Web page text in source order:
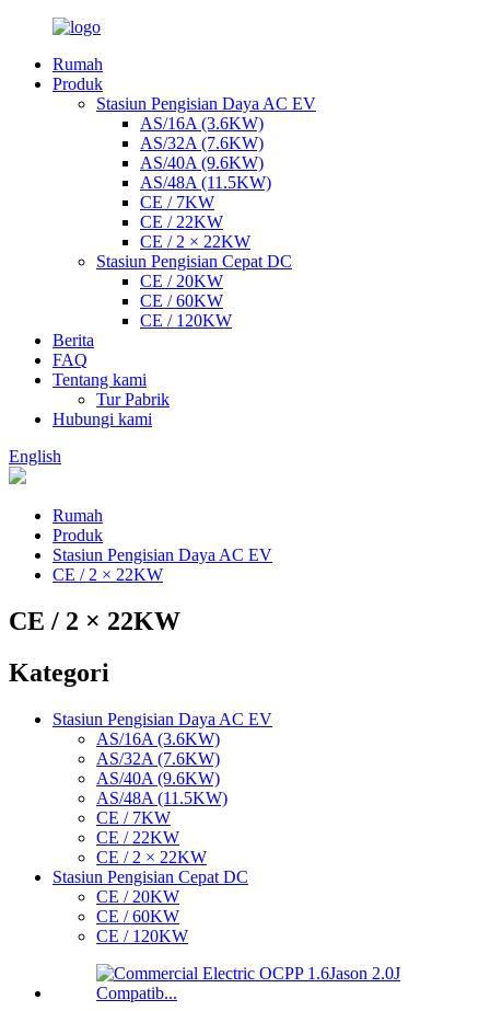
Rumah
Produk
Stasiun Pengisian Daya AC EV
AS/16A (3.6KW)
AS/32A (7.6KW)
AS/40A (9.6KW)
AS/48A (11.5KW)
CE / 7KW
CE / 22KW
CE / 2 × 22KW
Stasiun Pengisian Cepat DC
CE / 20KW
CE / 60KW
CE / 120KW
Berita
FAQ
Tentang kami
Tur Pabrik
Hubungi kami
English
Rumah
Produk
Stasiun Pengisian Daya AC EV
CE / 2 × 22KW
CE / 2 × 22KW
Kategori
Stasiun Pengisian Daya AC EV
AS/16A (3.6KW)
AS/32A (7.6KW)
AS/40A (9.6KW)
AS/48A (11.5KW)
CE / 7KW
CE / 22KW
CE / 2 × 22KW
Stasiun Pengisian Cepat DC
CE / 20KW
CE / 60KW
CE / 120KW